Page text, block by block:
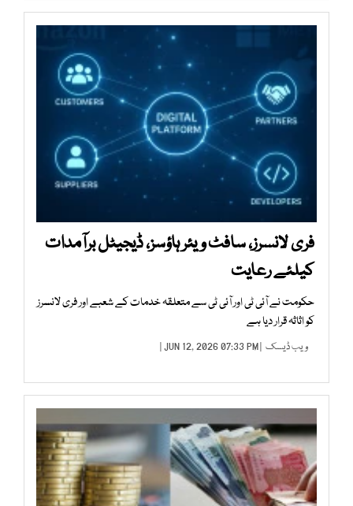
فری لانسرز، سافٹ ویئر ہاؤسز، ڈیجیٹل برآمدات
کیلئے رعایت
حکومت نے آئی ٹی اور آئی ٹی سے متعلقہ خدمات کے شعبے اور فری لانسرز
کو اثاثہ قرار دیا ہے
ویب ڈیسک | JUN 12, 2026 07:33 PM |